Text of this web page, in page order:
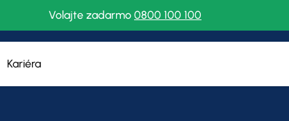
Volajte zadarmo 0800 100 100
Kariéra